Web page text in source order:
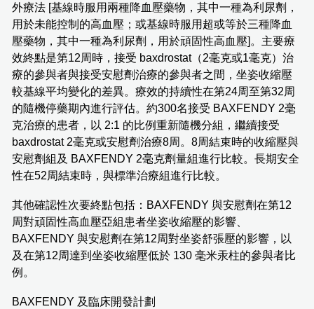
外療法 [基線時服用兩種降血壓藥物，其中一種為利尿劑，
用於未能控制的高血壓；或基線時服用超或等於三種降血
壓藥物，其中一種為利尿劑，用於頑固性高血壓]。主要療
效終點是第12周時，接受 baxdrostat（2毫克或1毫克）治
療的參與者與接受安慰劑治療的參與者之間，坐姿收縮壓
較基線平均變化的差異。療效的持續性在第24周至第32周
的隨機停藥期內進行評估。約300名接受 BAXFENDY 2毫
克治療的患者，以 2:1 的比例重新隨機分組，繼續接受
baxdrostat 2毫克或安慰劑治療8周。8周結束時的收縮壓與
安慰劑組及 BAXFENDY 2毫克劑量組進行比較。長期安全
性在52周結束時，與標準治療組進行比較。
其他確認性次要終點包括：BAXFENDY 與安慰劑在第12
周對頑固性高血壓亞組患者坐姿收縮壓的影響、
BAXFENDY 與安慰劑在第12周對坐姿舒張壓的影響，以
及在第12周達到坐姿收縮壓低於 130 毫米汞柱的參與者比
例。
BAXFENDY 及臨床開發計劃